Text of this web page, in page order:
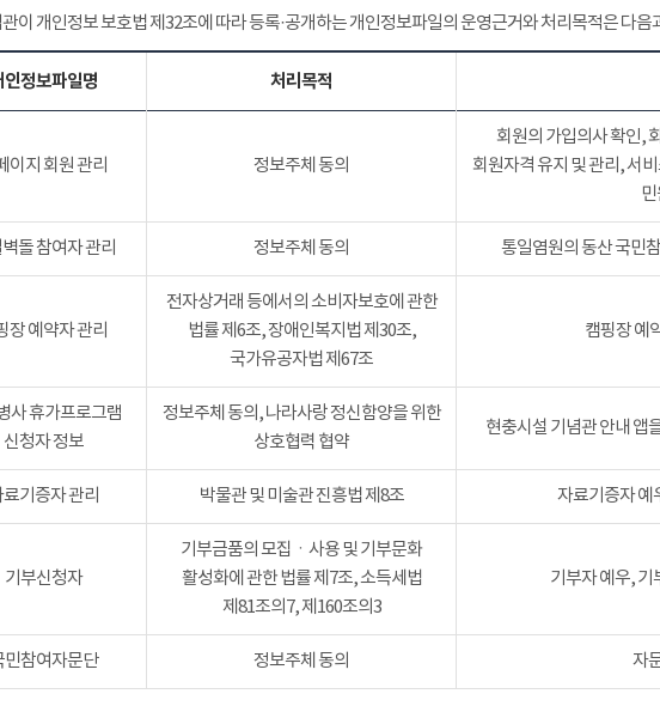
이 개인정보 보호법 제32조에 따라 등록·공개하는 개인정보파일의 운영근거와 처리목적은 다음
인정보파일명 처리목적
이지 회원 관리 정보주체 동의
회원의 가입의사 확인,
회원자격 유지 및 관리, 서
돌 참여자 관리 정보주체 동의 통일염원의 동산 국민
장 예약자 관리
전자상거래 등에서의 소비자보호에 관한
법률 제6조, 장애인복지법 제30조,
국가유공자법 제67조
캠핑장 예
사 휴가프로그램
신청자 정보
정보주체 동의, 나라사랑 정신함양을 위한
상호협력 협약
현충시설 기념관 안내 앱
기증자 관리 박물관 및 미술관 진흥법 제8조 자료기증자 예
기부신청자
기부금품의 모집ㆍ사용 및 기부문화
활성화에 관한 법률 제7조, 소득세법
제81조의7, 제160조의3
기부자 예우, 기
민참여자문단 정보주체 동의 자